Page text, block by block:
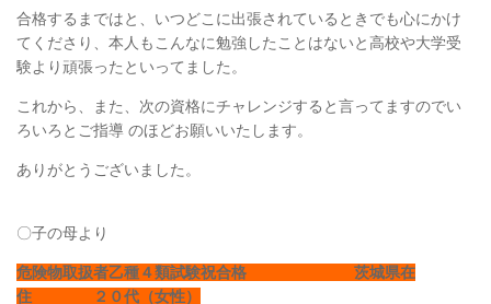
合格するまではと、いつどこに出張されているときでも心にかけ
てくださり、本人も こんなに勉強したことはないと高校や大学受
験より頑張ったといってました。
これから、また、次の資格にチャレンジすると言ってますのでい
ろいろとご指導 のほどお願いいたします。
ありがとうございました。
〇子の母より
危険物取扱者乙種４類試験祝合格 茨城県在
住 ２０代（女性）